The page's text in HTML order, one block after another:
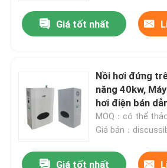
Giá tốt nhất
Nồi hơi đứng
năng 40kw,
hơi điện bán
MOQ：có thể
Giá bán：
Giá tốt nhất